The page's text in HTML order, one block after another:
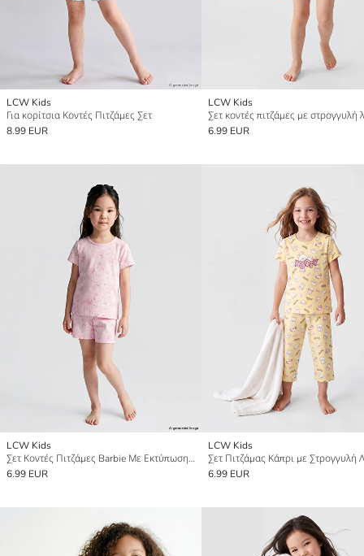
LCW Kids
Για κορίτσια Κοντές Πιτζάμες Σετ
8.99 EUR
LCW Kids
6.99 EUR
LCW Kids
Σετ Κοντές Πιτζάμες Barbie Με Εκτύπωση για Κορίτσια
6.99 EUR
LCW Kids
6.99 EUR